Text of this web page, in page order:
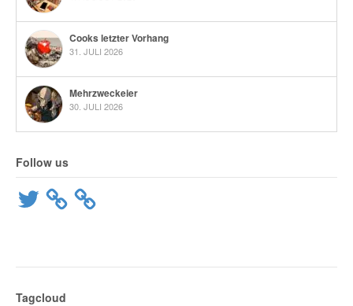
Cooks letzter Vorhang
31. JULI 2026
Mehrzweckeier
30. JULI 2026
Follow us
Twitter
Tagcloud